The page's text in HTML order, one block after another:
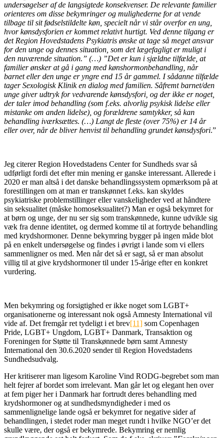
undersøgelser af de langsigtede konsekvenser. De relevante familier
orienteres om disse bekymringer og mulighederne for at vende
tilbage til sit fødselstildelte køn, specielt når vi står overfor en ung,
hvor kønsdysforien er kommet relativt hurtigt. Ved denne tilgang er
det Region Hovedstadens Psykiatris ønske at tage så meget ansvar
for den unge og dennes situation, som det lægefagligt er muligt i
den nuværende situation.” (…) ”Det er kun i sjældne tilfælde, at
familier ønsker at gå i gang med kønshormonbehandling, når
barnet eller den unge er yngre end 15 år gammel. I sådanne tilfælde
tager Sexologisk Klinik en dialog med familien. Såfremt barnet/den
unge giver udtryk for vedvarende kønsdysfori, og der ikke er noget,
der taler imod behandling (som f.eks. alvorlig psykisk lidelse eller
mistanke om anden lidelse), og forældrene samtykker, så kan
behandling iværksættes. (…) Langt de fleste (over 75%) er 14 år
eller over, når de bliver henvist til behandling grundet kønsdysfori.”
Jeg citerer Region Hovedstadens Center for Sundheds svar så
udførligt fordi det efter min mening er ganske interessant. Allerede i
2020 er man altså i det danske behandlingssystem opmærksom på at
forestillingen om at man er transkønnet f.eks. kan skyldes
psykiatriske problemstillinger eller vanskeligheder ved at håndtere
sin seksualitet (måske homoseksualitet?) Man er også bekymret for
at børn og unge, der nu ser sig som transkønnede, kunne udvikle sig
væk fra denne identitet, og dermed komme til at fortryde behandling
med krydshormoner. Denne bekymring bygger på ingen måde blot
på en enkelt undersøgelse og findes i øvrigt i lande som vi ellers
sammenligner os med. Men når det så er sagt, så er man absolut
villig til at give krydshormoner til under 15-årige efter en konkret
vurdering.
Men bekymring og forsigtighed er ikke noget som LGBT+
organisationerne og interessant nok også Amnesty International vil
vide af. Det fremgår ret tydeligt i et brev[11] som Copenhagen
Pride, LGBT+ Ungdom, LGBT+ Danmark, Transaktion og
Foreningen for Støtte til Transkønnede børn samt Amnesty
International den 30.6.2020 sender til Region Hovedstadens
Sundhedsudvalg.
Her kritiserer man ligesom Karoline Vind RODG-begrebet som man
helt fejrer af bordet som irrelevant. Man går let og elegant hen over
at fem piger her i Danmark har fortrudt deres behandling med
krydshormoner og at sundhedsmyndigheder i med os
sammenlignelige lande også er bekymret for negative sider af
behandlingen, i stedet roder man meget rundt i hvilke NGO’er det
skulle være, der også er bekymrede. Bekymring er nemlig